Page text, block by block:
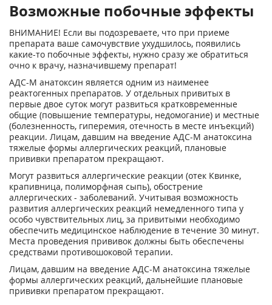
Возможные побочные эффекты
ВНИМАНИЕ! Если вы подозреваете, что при приеме
препарата ваше самочувствие ухудшилось, появились
какие-то побочные эффекты, нужно сразу же обратиться
очно к врачу, назначившему препарат!
АДС-М анатоксин является одним из наименее
реактогенных препаратов. У отдельных привитых в
первые двое суток могут развиться кратковременные
общие (повышение температуры, недомогание) и местные
(болезненность, гиперемия, отечность в месте инъекций)
реакции. Лицам, давшим на введение АДС-М анатоксина
тяжелые формы аллергических реакций, плановые
прививки препаратом прекращают.
Могут развиться аллергические реакции (отек Квинке,
крапивница, полиморфная сыпь), обострение
аллергических - заболеваний. Учитывая возможность
развития аллергических реакций немедленного типа у
особо чувствительных лиц, за привитыми необходимо
обеспечить медицинское наблюдение в течение 30 минут.
Места проведения прививок должны быть обеспечены
средствами противошоковой терапии.
Лицам, давшим на введение АДС-М анатоксина тяжелые
формы аллергических реакций, дальнейшие плановые
прививки препаратом прекращают.